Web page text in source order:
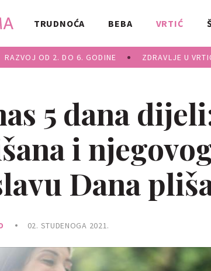
TRUDNOĆA BEBA VRTIĆ
RAZVOJ OD 2. DO 6. GODINE ZDRAVLJE U
5 dana
i
Dana
02. STUDENOGA 2021.